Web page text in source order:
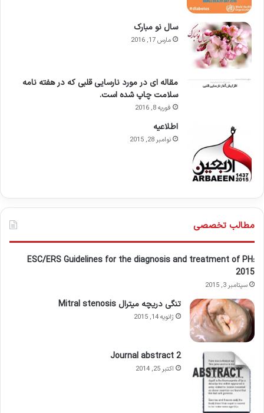
سال نو مبارک
مارس 17, 2016
مقاله ای در مورد نارسایی قلبی که در هفته نامه
سلامت چاپ شده است.
فوریه 8, 2016
اطلاعيه
نوامبر 28, 2015
مطالب تخصصی
ESC/ERS Guidelines for the diagnosis and treatment of PH:
2015
سپتامبر 3, 2015
تنگی دریچه میترال Mitral stenosis
ژانویه 14, 2015
Journal abstract 2
اکتبر 25, 2014